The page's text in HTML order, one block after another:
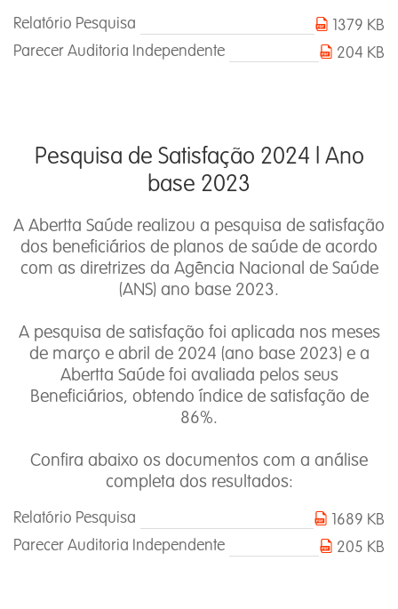
Relatório Pesquisa
1379 KB
Parecer Auditoria Independente
204 KB
Pesquisa de Satisfação 2024 l Ano
base 2023
A Abertta Saúde realizou a pesquisa de satisfação
dos beneficiários de planos de saúde de acordo
com as diretrizes da Agência Nacional de Saúde
(ANS) ano base 2023.
A pesquisa de satisfação foi aplicada nos meses
de março e abril de 2024 (ano base 2023) e a
Abertta Saúde foi avaliada pelos seus
Beneficiários, obtendo índice de satisfação de
86%.
Confira abaixo os documentos com a análise
completa dos resultados:
Relatório Pesquisa
1689 KB
Parecer Auditoria Independente
205 KB